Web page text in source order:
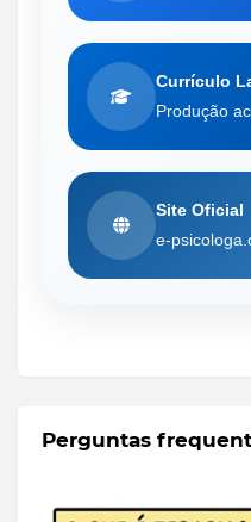
Currículo
Produção
Site Oficial
e-
Perguntas